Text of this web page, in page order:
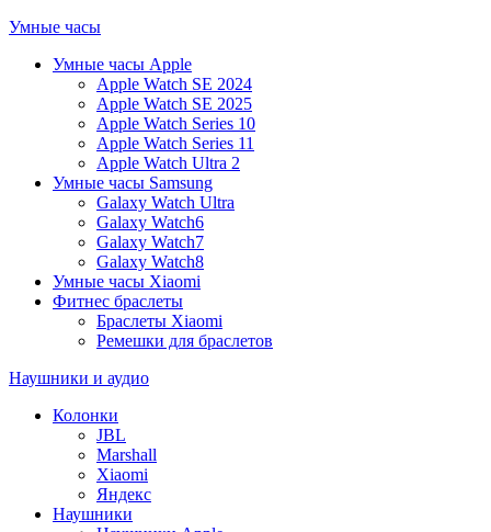
Умные часы
Умные часы Apple
Apple Watch SE 2024
Apple Watch SE 2025
Apple Watch Series 10
Apple Watch Series 11
Apple Watch Ultra 2
Умные часы Samsung
Galaxy Watch Ultra
Galaxy Watch6
Galaxy Watch7
Galaxy Watch8
Умные часы Xiaomi
Фитнес браслеты
Браслеты Xiaomi
Ремешки для браслетов
Наушники и аудио
Колонки
JBL
Marshall
Xiaomi
Яндекс
Наушники